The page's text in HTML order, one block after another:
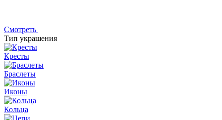
Смотреть
Тип украшения
Кресты
Браслеты
Иконы
Кольца